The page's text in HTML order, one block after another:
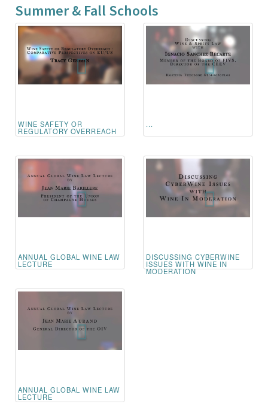
Summer & Fall Schools
WINE SAFETY OR
REGULATORY OVERREACH
...
ANNUAL GLOBAL WINE LAW
LECTURE
DISCUSSING CYBERWINE
ISSUES WITH WINE IN
MODERATION
ANNUAL GLOBAL WINE LAW
LECTURE